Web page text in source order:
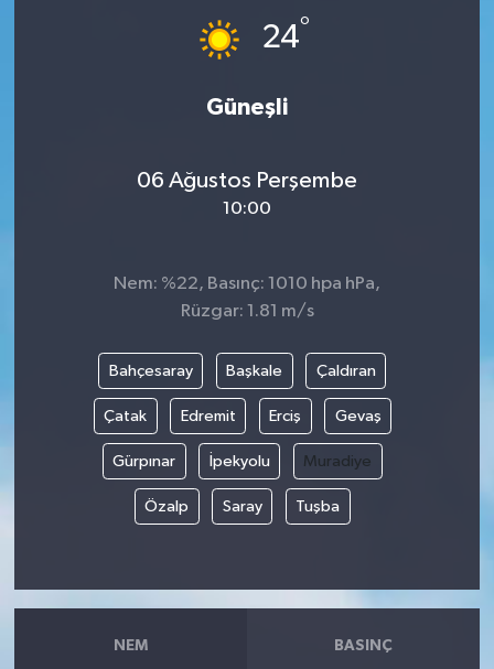
24°
Güneşli
06 Ağustos Perşembe
10:00
Nem: %22, Basınç: 1010 hpa hPa,
Rüzgar: 1.81 m/s
Bahçesaray Başkale Çaldıran
Çatak Edremit Erciş Gevaş
Gürpınar İpekyolu Muradiye
Özalp Saray Tuşba
NEM BASINÇ